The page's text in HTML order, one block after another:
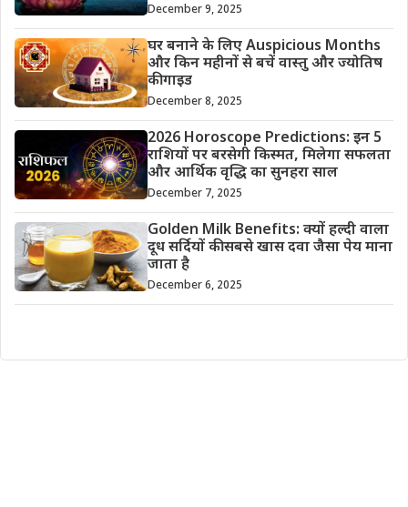
December 9, 2025
घर बनाने के लिए Auspicious Months
और किन महीनों से बचें वास्तु और ज्योतिष
की गाइड
December 8, 2025
2026 Horoscope Predictions: इन 5
राशियों पर बरसेगी किस्मत, मिलेगा सफलता
और आर्थिक वृद्धि का सुनहरा साल
December 7, 2025
Golden Milk Benefits: क्यों हल्दी वाला
दूध सर्दियों की सबसे खास दवा जैसा पेय माना
जाता है
December 6, 2025